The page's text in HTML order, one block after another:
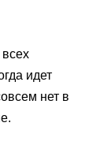
идет
нет в